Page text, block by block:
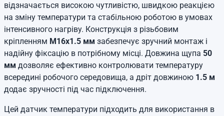
відзначається високою чутливістю, швидкою реакцією
на зміну температури та стабільною роботою в умовах
інтенсивного нагріву. Конструкція з різьбовим
кріпленням М16х1.5 мм забезпечує зручний монтаж і
надійну фіксацію в потрібному місці. Довжина щупа 50
мм дозволяє ефективно контролювати температуру
всередині робочого середовища, а дріт довжиною 1.5 м
додає зручності під час підключення.
Цей датчик температури підходить для використання в